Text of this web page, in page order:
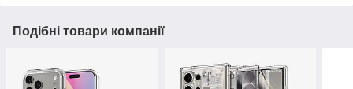
Подібні товари компанії